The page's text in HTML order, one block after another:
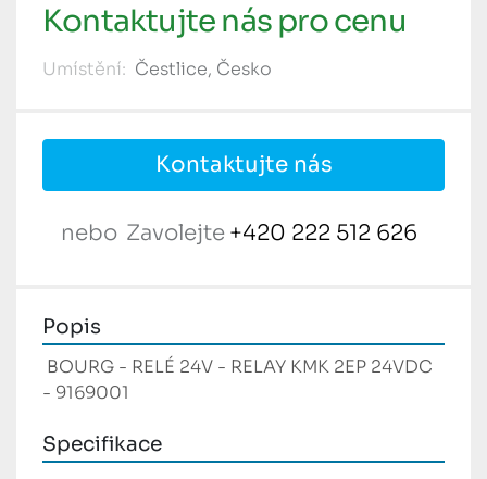
Kontaktujte nás pro cenu
Umístění: Čestlice, Česko
Kontaktujte nás
nebo Zavolejte +420 222 512 626
Popis
- 9169001
Specifikace